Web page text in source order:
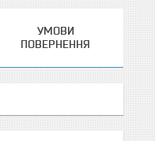
УМОВИ
ПОВЕРНЕННЯ